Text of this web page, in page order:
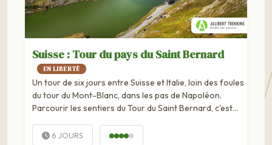
Suisse : Tour du pays du Saint Bernard
EN LIBERTÉ
Un tour de six jours entre Suisse et Italie, loin des foules
du tour du Mont-Blanc, dans les pas de Napoléon.
Parcourir les sentiers du Tour du Saint Bernard, c'est
Blanc, mais bien plus calme et sauvage...
6 JOURS